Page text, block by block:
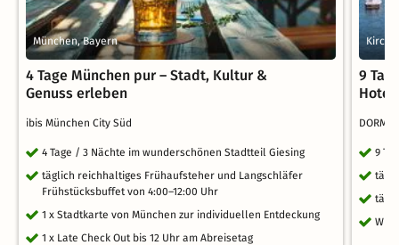
München, Bayern
4 Tage München pur – Stadt, Kultur &
Genuss erleben
ibis München City Süd
4 Tage / 3 Nächte im wunderschönen Stadtteil Giesing
täglich reichhaltiges Frühaufsteher und Langschläfer
Frühstücksbuffet von 4:00–12:00 Uhr
1 x Stadtkarte von München zur individuellen Entdeckung
1 x Late Check Out bis 12 Uhr am Abreisetag
9
Hotel
9